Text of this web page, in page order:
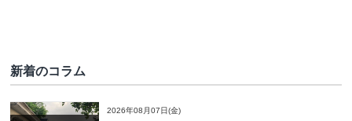
新着のコラム
2026年08月07日(金)